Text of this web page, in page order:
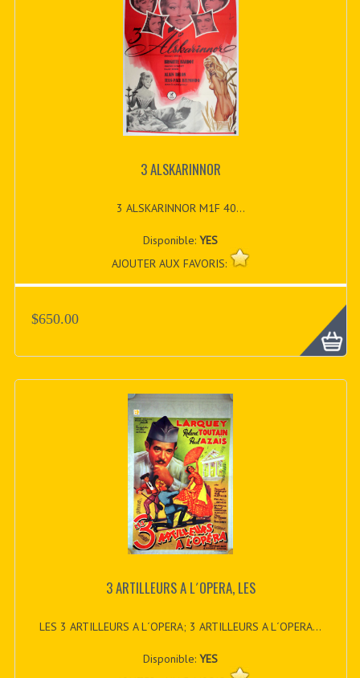
3 ALSKARINNOR
3 ALSKARINNOR M1F 40...
Disponible:YES
AJOUTER AUX FAVORIS:
$650.00
3 ARTILLEURS A L´OPERA, LES
LES 3 ARTILLEURS A L´OPERA; 3 ARTILLEURS A L´OPERA...
Disponible:YES